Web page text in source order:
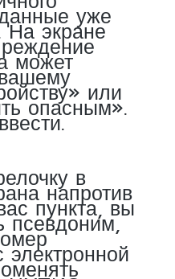
уже
На экране
может
или
опасным».
в
напротив
пункта, вы
псевдоним,